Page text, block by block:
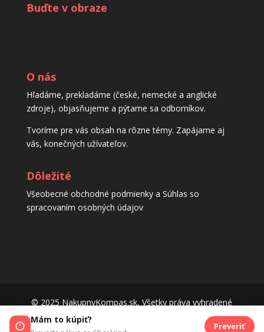
Buďte v obraze
O nás
Hľadáme, prekladáme (české, nemecké a anglické
zdroje), objasňujeme a pýtame sa odborníkov.
Tvoríme pre vás obsah na rôzne témy. Zapájame aj
vás, konečných užívateľov.
Dôležité
Všeobecné obchodné podmienky a Súhlas so
spracovaním osobných údajov
© 2025 NakupnyKompas.sk, Všetky práva vyhradené
Mám to kúpiť?
Preveriť
Používame cookies aby sme pre vás zabezpečili ten najlepší zážitok